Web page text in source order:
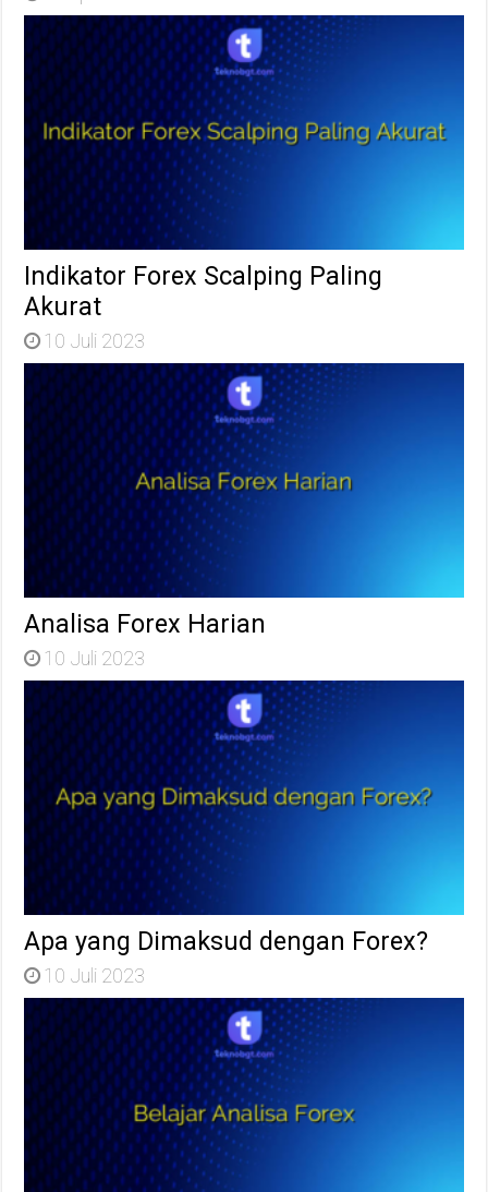
Indikator Forex Scalping Paling
Akurat
10 Juli 2023
Analisa Forex Harian
10 Juli 2023
Apa yang Dimaksud dengan Forex?
10 Juli 2023